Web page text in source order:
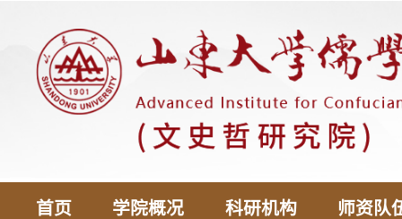
首页 学院概况 科研机构 师资队